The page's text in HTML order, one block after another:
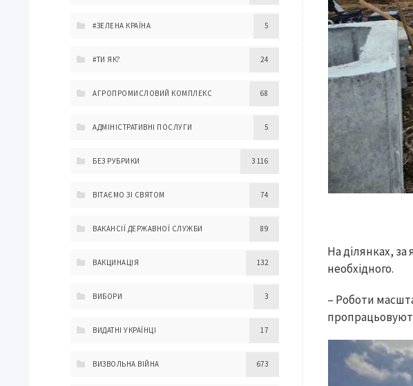
На ділянках, за
необхідного.
– Роботи
#ЗЕЛЕНА КРАЇНА 5
#ТИ ЯК? 24
АГРОПРОМИСЛОВИЙ КОМПЛЕКС 68
АДМІНІСТРАТИВНІ ПОСЛУГИ 5
БЕЗ РУБРИКИ 3 116
ВІТАЄМО ЗІ СВЯТОМ 74
ВАКАНСІЇ ДЕРЖАВНОЇ СЛУЖБИ 89
ВАКЦИНАЦІЯ 132
ВИБОРИ 3
ВИДАТНІ УКРАЇНЦІ 17
ВИЗВОЛЬНА ВІЙНА 673